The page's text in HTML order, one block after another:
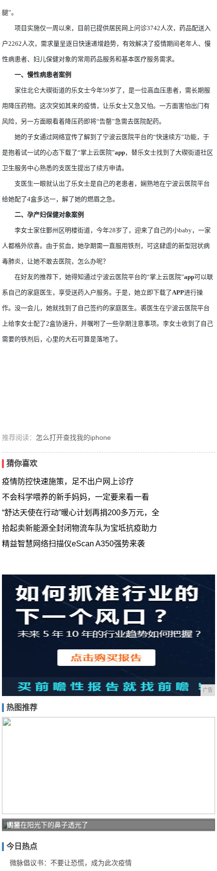
腿”。
项目实施仅一周以来，目前已提供居民网上问诊3742人次，药品配送入
户2262人次，需求量呈逐日快速递增趋势，有效解决了疫情期间老年人、慢
性病患者、妇儿保健对象的常用药品服务和基本医疗服务需求。
一、慢性病患者案例
家住北仑大碶街道的乐女士今年59岁了，是一位高血压患者，需长期服
用降压药物。这次突如其来的疫情，让乐女士又急又怕。一方面害怕出门有
风险，另一方面眼看着降压药即将“告罄”急需去医院配药。
她的子女通过网络宣传了解到了宁波云医院平台的“快速续方”功能，于
是抱着试一试的心态下载了“掌上云医院”app，替乐女士找到了大碶街道社区
卫生服务中心熟悉的支医生提出了续方申请。
支医生一眼就认出了乐女士是自己的老患者，娴熟地在宁波云医院平台
给她配了4盒多达一，解了她的燃眉之急。
二、孕产妇保健对象案例
李女士家住鄞州区明楼街道，今年28岁了，迎来了自己的小baby，一家
人都格外欣喜。由于贫血，她孕期需一直服用铁剂，可这肆虐的新型冠状病
毒肺炎，让她不敢去医院，怎么办呢？
在好友的推荐下，她得知通过宁波云医院平台的“掌上云医院”app可以联
系自己的家庭医生，享受送药入户服务。于是，她立即下载了APP进行操
作。没一会儿，她就找到了自己签约的家庭医生。裘医生在宁波云医院平台
上给李女士配了2盒协速升，并嘱咐了一些孕期注意事项。李女士收到了自己
需要的铁剂后，心里的大石可算是落地了。
推荐阅读： 怎么打开查找我的iphone
猜你喜欢
疫情防控快速施策，足不出户网上诊疗
不会科学喂养的新手妈妈，一定要来看一看
“舒达天使在行动”暖心计划再捐200多万元，全
拾起卖新能源全封闭物流车队为宝坻抗疫助力
精益智慧网络扫描仪eScan A350强势来袭
广告
热图推荐
即将
下一
个东
明星在阳光下的鼻子透光了
今日热点
微脉倡议书：不要让恐慌，成为此次疫情